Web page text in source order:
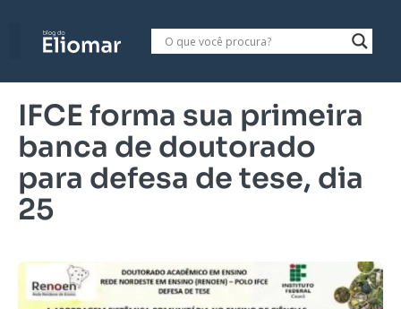
IFCE forma sua primeira
banca de doutorado
para defesa de tese, dia
25